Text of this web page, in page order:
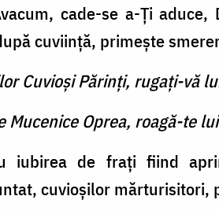
cade-se a-Ţi
cuviinţă, primeşte
Cuvioşi Părinţi, rugaţi-vă
Mucenice Oprea, roagă-te
iubirea de fraţi fiind
cuvioşilor măr­turisitori,